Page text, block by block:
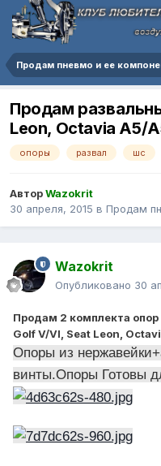
Продам пневмо и ее
Продам
Leon, Octavia A5/
опоры развал шс
АвторWazokrit
30 апреля, 2015 в Продам
Wazokrit
Опубликовано 30
Продам 2 комплекта опор
Golf V/VI, Seat Leon,
Опоры из
винты.Опоры Готовы